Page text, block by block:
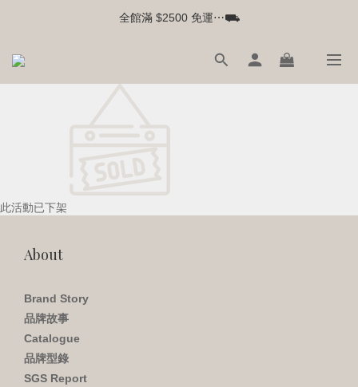
全館滿 $2500 免運⋯⛟
此活動已下架
About
Brand Story
品牌故事
Catalogue
品牌型錄
SGS Report